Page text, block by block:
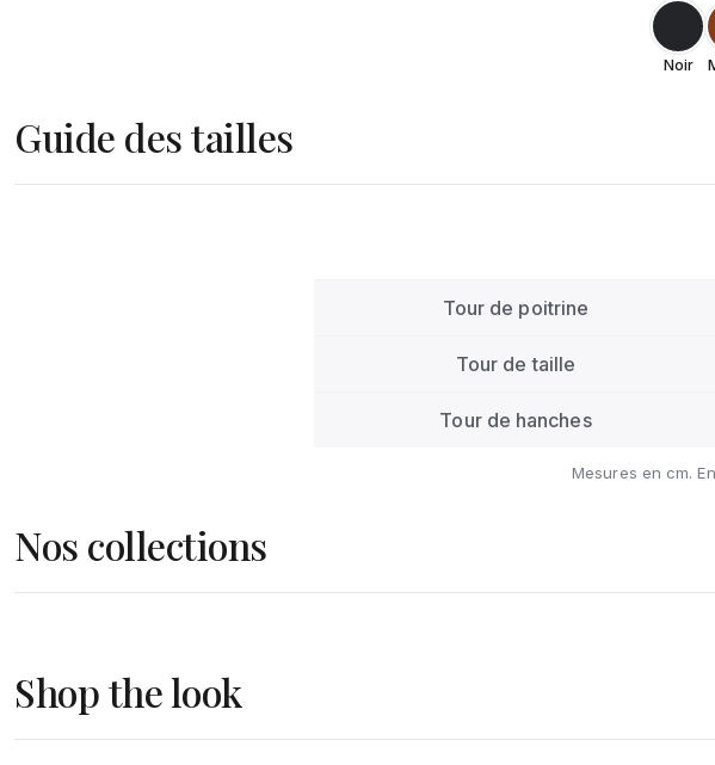
Noir
Guide des tailles
Tour de poitrine
Tour de taille
Tour de hanches
Mesures en cm.
Nos collections
Femme
DÉCOUVRIR
Shop the look